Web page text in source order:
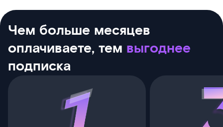
Чем больше месяцев
оплачиваете, тем выгоднее
подписка